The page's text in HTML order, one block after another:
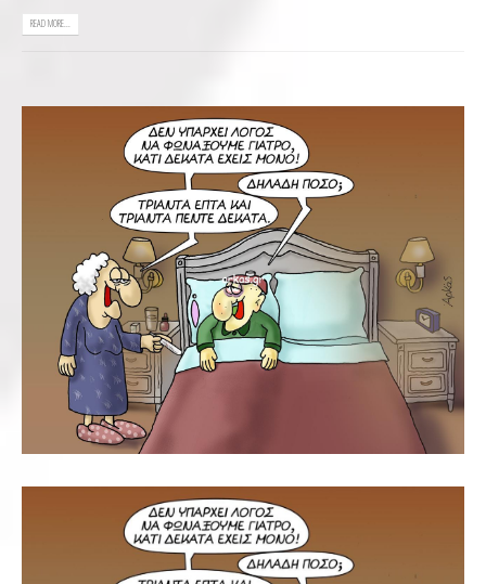
READ MORE...